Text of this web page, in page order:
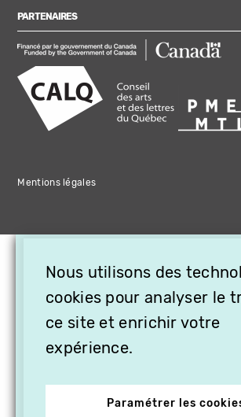
PARTENAIRES
Mentions légales
Nous utilisons des
cookies pour analyser le
ce site et enrichir votre
expérience.
Paramétrer les
OFFREZ LA
CADEAU,
PROCHES À